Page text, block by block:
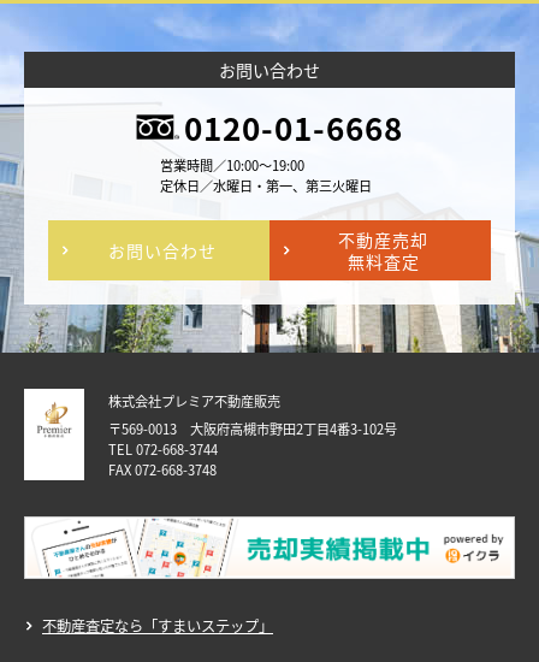
お問い合わせ
0120-01-6668
営業時間／10:00～19:00
定休日／水曜日・第一、第三火曜日
お問い合わせ
不動産売却
無料査定
株式会社プレミア不動産販売
〒569-0013 大阪府高槻市野田2丁目4番3-102号
TEL 072-668-3744
FAX 072-668-3748
不動産査定なら「すまいステップ」